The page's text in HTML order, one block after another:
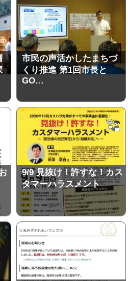
市民の声活かしたまちづ
くり推進 第1回市長と
GO…
9/9 見抜け！許すな！カス
タマーハラスメント